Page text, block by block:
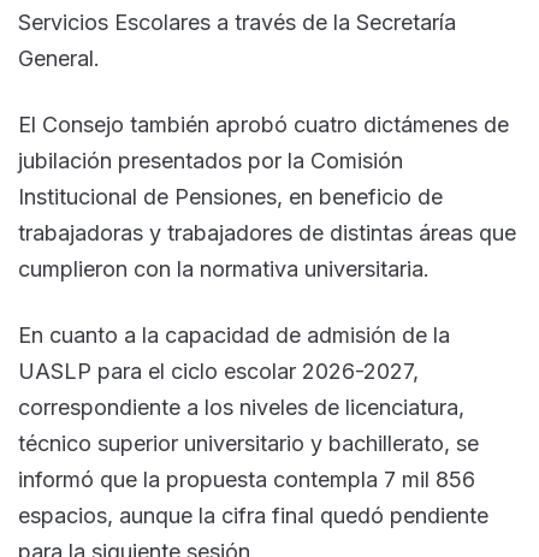
Servicios Escolares a través de la Secretaría
General.
El Consejo también aprobó cuatro dictámenes de
jubilación presentados por la Comisión
Institucional de Pensiones, en beneficio de
trabajadoras y trabajadores de distintas áreas que
cumplieron con la normativa universitaria.
En cuanto a la capacidad de admisión de la
UASLP para el ciclo escolar 2026-2027,
correspondiente a los niveles de licenciatura,
técnico superior universitario y bachillerato, se
informó que la propuesta contempla 7 mil 856
espacios, aunque la cifra final quedó pendiente
para la siguiente sesión.